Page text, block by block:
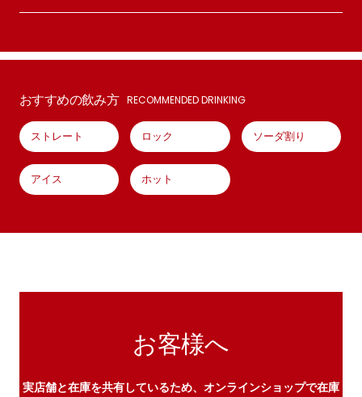
おすすめの飲み方 RECOMMENDED DRINKING
ストレート ロック ソーダ割り
アイス ホット
お客様へ
実店舗と在庫を共有しているため、オンラインショップで在庫